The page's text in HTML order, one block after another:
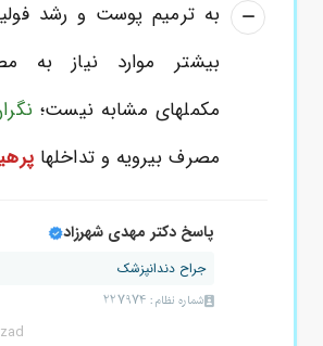
به ترمیم پوست و رشد
بیشتر موارد نیاز به
مکملهای مشابه نیست؛
مصرف بیرویه و تداخلها
پاسخ دکتر مهدی شهرزاد
جراح دندانپزشک
شماره نظام: 227974